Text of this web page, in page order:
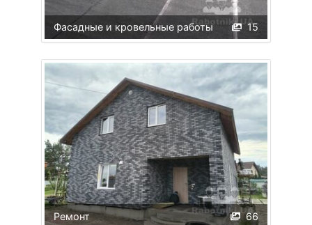
15
Фасадные и кровельные работы
66
Ремонт